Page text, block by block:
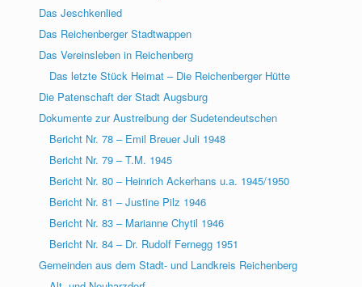
Das Jeschkenlied
Das Reichenberger Stadtwappen
Das Vereinsleben in Reichenberg
Das letzte Stück Heimat – Die Reichenberger Hütte
Die Patenschaft der Stadt Augsburg
Dokumente zur Austreibung der Sudetendeutschen
Bericht Nr. 78 – Emil Breuer Juli 1948
Bericht Nr. 79 – T.M. 1945
Bericht Nr. 80 – Heinrich Ackerhans u.a. 1945/1950
Bericht Nr. 81 – Justine Pilz 1946
Bericht Nr. 83 – Marianne Chytil 1946
Bericht Nr. 84 – Dr. Rudolf Fernegg 1951
Gemeinden aus dem Stadt- und Landkreis Reichenberg